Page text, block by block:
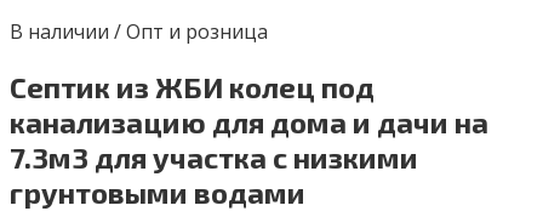
В наличии / Опт и розница
Септик из ЖБИ колец под
канализацию для дома и дачи на
7.3м3 для участка с низкими
грунтовыми водами